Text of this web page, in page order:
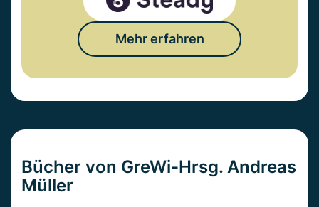
Mehr erfahren
Bücher von GreWi-Hrsg. Andreas
Müller